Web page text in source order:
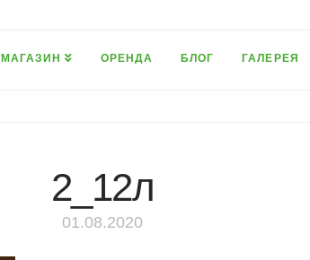
МАГАЗИН ОРЕНДА БЛОГ ГАЛЕРЕЯ
2_12л
01.08.2020